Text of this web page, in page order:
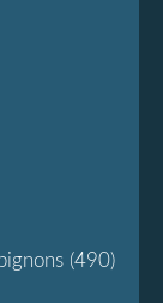
(490)